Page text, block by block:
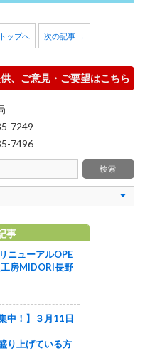
ップへ 次の記事 →
、ご意見・ご要望はこちら
7249
7496
事
ニューアルOPE
房MIDORI長野
中！】３月11日
り上げている方